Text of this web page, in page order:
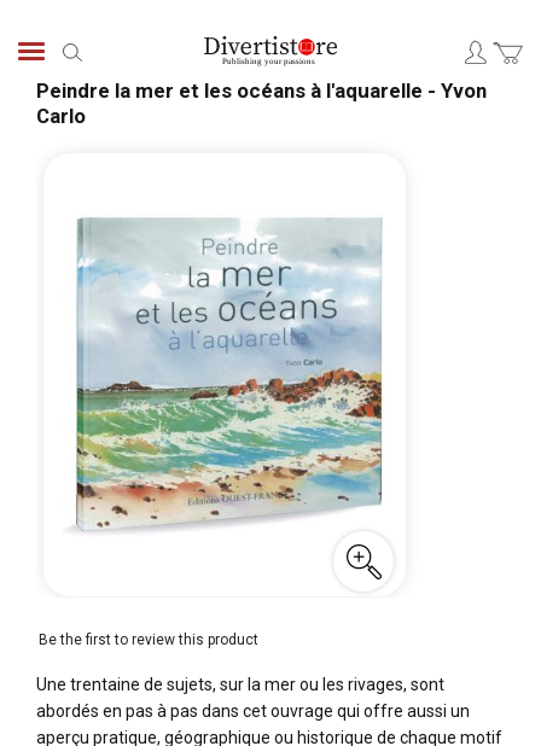
Peindre la mer et les océans à l'aquarelle - Yvon
Carlo
Be the first to review this product
Une trentaine de sujets, sur la mer ou les rivages, sont
abordés en pas à pas dans cet ouvrage qui offre aussi un
aperçu pratique, géographique ou historique de chaque motif